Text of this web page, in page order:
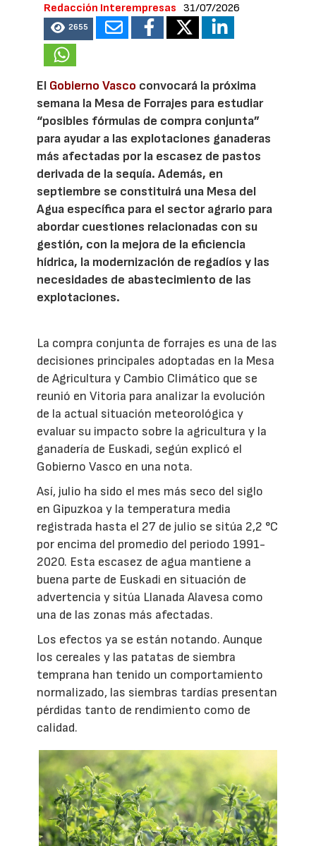
Redacción Interempresas 31/07/2026
2655
El Gobierno Vasco convocará la próxima
semana la Mesa de Forrajes para estudiar
“posibles fórmulas de compra conjunta”
para ayudar a las explotaciones ganaderas
más afectadas por la escasez de pastos
derivada de la sequía. Además, en
septiembre se constituirá una Mesa del
Agua específica para el sector agrario para
abordar cuestiones relacionadas con su
gestión, con la mejora de la eficiencia
hídrica, la modernización de regadíos y las
necesidades de abastecimiento de las
explotaciones.
La compra conjunta de forrajes es una de las
decisiones principales adoptadas en la Mesa
de Agricultura y Cambio Climático que se
reunió en Vitoria para analizar la evolución
de la actual situación meteorológica y
evaluar su impacto sobre la agricultura y la
ganadería de Euskadi, según explicó el
Gobierno Vasco en una nota.
Así, julio ha sido el mes más seco del siglo
en Gipuzkoa y la temperatura media
registrada hasta el 27 de julio se sitúa 2,2 °C
por encima del promedio del periodo 1991-
2020. Esta escasez de agua mantiene a
buena parte de Euskadi en situación de
advertencia y sitúa Llanada Alavesa como
una de las zonas más afectadas.
Los efectos ya se están notando. Aunque
los cereales y las patatas de siembra
temprana han tenido un comportamiento
normalizado, las siembras tardías presentan
pérdidas tanto de rendimiento como de
calidad.